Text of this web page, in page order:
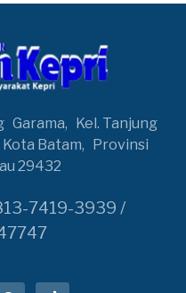
Garama,
Kel. Tanjung
Batam,
Provinsi
29432
7419-3939 /